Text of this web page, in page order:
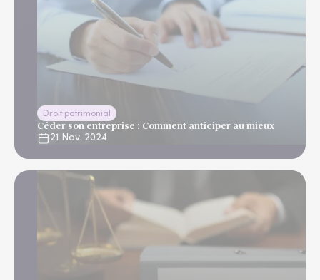
Droit patrimonial
Céder son entreprise : Comment anticiper au mieux
21 Nov. 2024